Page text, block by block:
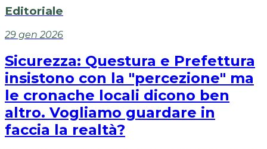
Editoriale
29 gen 2026
Sicurezza: Questura e Prefettura
insistono con la "percezione" ma
le cronache locali dicono ben
altro. Vogliamo guardare in
faccia la realtà?